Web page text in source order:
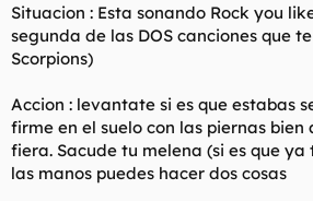
Situacion : Esta sonando Rock you
segunda de las DOS canciones que
Scorpions)
Accion : levantate si es que estabas
firme en el suelo con las piernas bien
fiera. Sacude tu melena (si es que ya
las manos puedes hacer dos cosas